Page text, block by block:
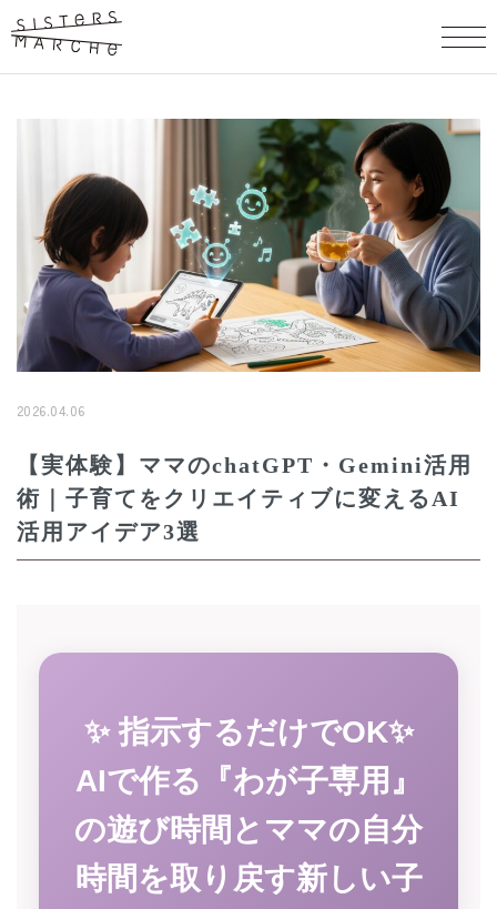
2026.04.06
【実体験】ママのchatGPT・Gemini活用
術｜子育てをクリエイティブに変えるAI
活用アイデア3選
✨ 指示するだけでOK✨
AIで作る『わが子専用』
の遊び時間とママの自分
時間を取り戻す新しい子